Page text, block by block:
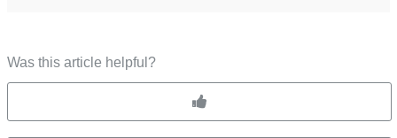
Was this article helpful?